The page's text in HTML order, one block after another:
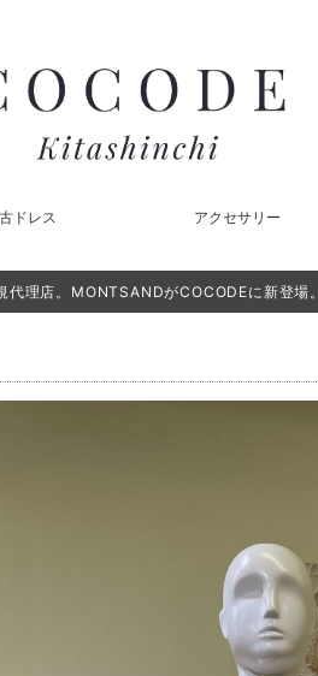
ドレス アクセサリー
代理店。MONTSANDがCOCODEに新登場。